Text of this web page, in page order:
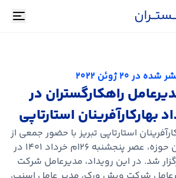
شده در20 ژوئن 2022
راهکارگستران در
بهارکارآفرینان استارتاپی
استارتاپی تبریز با حضور جمعی از
فعالان موفق در این حوزه، عصر پنجشنبه 26‌ام خرداد 1401 در
شد. در این رویداد، مدیرعامل شرکت